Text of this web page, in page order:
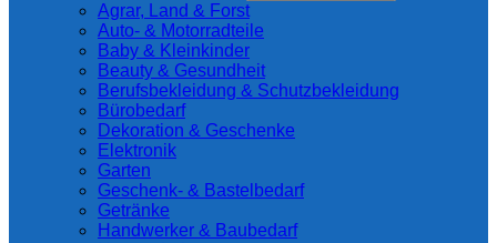
Agrar, Land & Forst
Auto- & Motorradteile
Baby & Kleinkinder
Beauty & Gesundheit
Berufsbekleidung & Schutzbekleidung
Bürobedarf
Dekoration & Geschenke
Elektronik
Garten
Geschenk- & Bastelbedarf
Getränke
Handwerker & Baubedarf